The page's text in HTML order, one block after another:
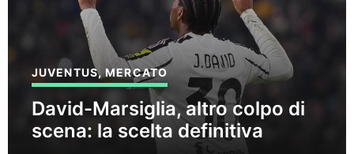
JUVENTUS,MERCATO
David-Marsiglia, altro colpo di
scena: la scelta definitiva